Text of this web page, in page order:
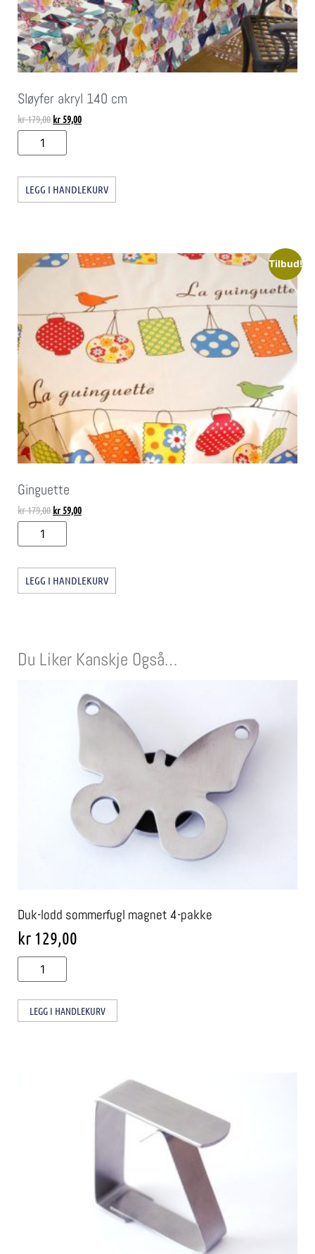
Sløyfer akryl 140 cm
kr179,00 kr 59,00
LEGG I HANDLEKURV
Tilbud!
Ginguette
kr179,00 kr 59,00
LEGG I HANDLEKURV
Du Liker Kanskje Også…
Duk-lodd sommerfugl magnet 4-pakke
kr 129,00
LEGG I HANDLEKURV